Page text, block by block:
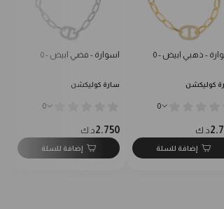
- ذهبي ابيض - 0
كوليكشن
0
د.ك
إضافة للسلة
اسوارة - فضي ابيض - 0
سارة كوليكشن
0
2.750د.ك
إضافة للسلة